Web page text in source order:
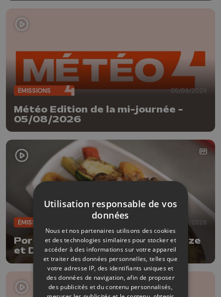
ÉMISSIONS 05/08/2026
Météo Edition de la mi-journée -
05/08/2026
ÉMISSIONS 04/08/2026
Porc à la bière Tripick avec Delhaize
et Dufrais
Utilisation responsable de vos
données
Nous et nos partenaires utilisons des cookies
et des technologies similaires pour stocker et
accéder à des informations sur votre appareil
et traiter des données personnelles, telles que
votre adresse IP, des identifiants uniques et
des données de navigation, afin de proposer
des publicités et du contenu personnalisés,